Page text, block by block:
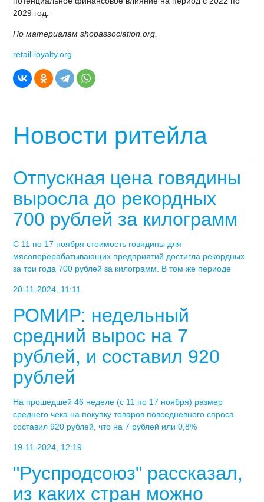
2029 год.
По материалам shopassociation.org.
retail-loyalty.org
Новости ритейла
Отпускная цена говядины
выросла до рекордных
700 рублей за килограмм
С 11 по 17 ноября стоимость говядины для
мясоперерабатывающих предприятий достигла рекордных
за три года 700 рублей за килограмм. В том же периоде
20-11-2024, 11:11
РОМИР: недельный
средний вырос на 7
рублей, и составил 920
рублей
На прошедшей 46 неделе (с 11 по 17 ноября) размер
среднего чека на покупку товаров повседневного спроса
составил 920 рублей, что на 7 рублей или 0,8%
19-11-2024, 12:19
"Руспродсоюз" рассказал,
из каких стран можно